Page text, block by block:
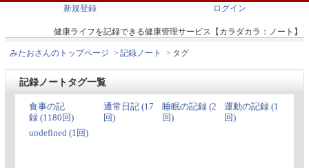
健康ライフを記録できる健康管理サービス【カラダカラ：ノート】
新規登録 ログイン
みたおさんのトップページ > 記録ノート > タグ
記録ノートタグ一覧
食事の記
録 (1180回)
通常日記 (17
回)
睡眠の記録 (2
回)
運動の記録 (1
回)
undefined (1回)